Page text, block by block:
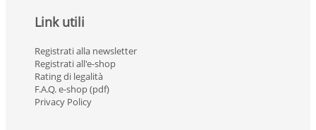
Link utili
Registrati alla newsletter
Registrati all'e-shop
Rating di legalità
F.A.Q. e-shop (pdf)
Privacy Policy